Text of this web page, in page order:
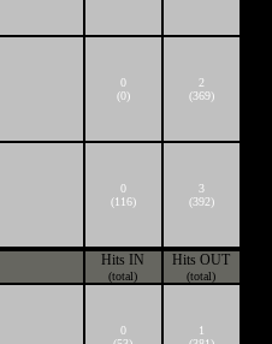
0
(0)
2
(369)
0
(116)
3
(392)
Hits IN
(total)
Hits OUT
(total)
0
1